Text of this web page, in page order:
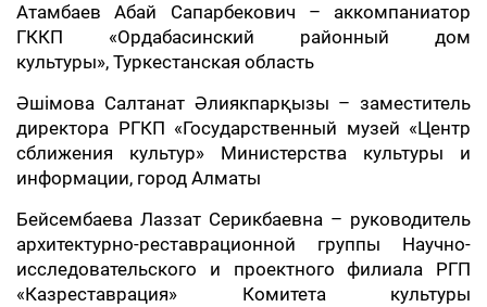
Атамбаев Абай Сапарбекович – аккомпаниатор
ГККП «Ордабасинский районный дом
культуры», Туркестанская область
Әшімова Салтанат Әлиякпарқызы – заместитель
директора РГКП «Государственный музей «Центр
сближения культур» Министерства культуры и
информации, город Алматы
Бейсембаева Лаззат Серикбаевна – руководитель
архитектурно-реставрационной группы Научно-
исследовательского и проектного филиала РГП
«Казреставрация» Комитета культуры